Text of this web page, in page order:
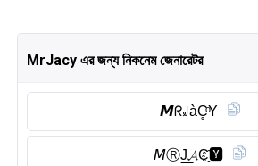
MrJacy এর জন্য নিকনেম জেনারেটর
𝙈ᖇ꒻àC̥ͦY
𝘔Ⓡ︎J͟𝓐C҈🆈︎